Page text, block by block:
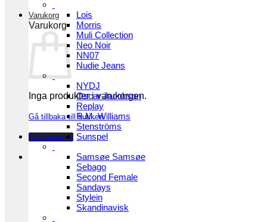
Varukorg
Varukorg
Inga produkter i varukorgen.
Gå tillbaka till butiken
Till kassan +
Lois
Morris
Muli Collection
Neo Noir
NN07
Nudie Jeans
NYDJ
Oscar Jacobson
Replay
R.M. Williams
Stenströms
Sunspel
Samsøe Samsøe
Sebago
Second Female
Sandays
Stylein
Skandinavisk